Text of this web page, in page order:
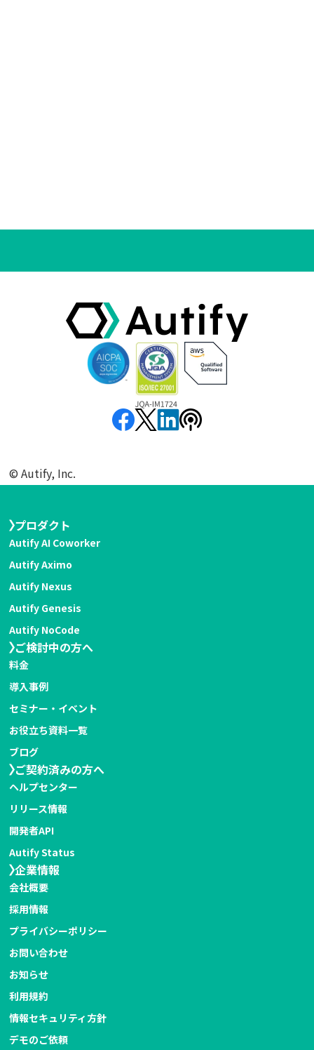
©︎ Autify, Inc.
プロダクト
Autify AI Coworker
Autify Aximo
Autify Nexus
Autify Genesis
Autify NoCode
ご検討中の方へ
料金
導入事例
セミナー・イベント
お役立ち資料一覧
ブログ
ご契約済みの方へ
ヘルプセンター
リリース情報
開発者API
Autify Status
企業情報
会社概要
採用情報
プライバシーポリシー
お問い合わせ
お知らせ
利用規約
情報セキュリティ方針
デモのご依頼